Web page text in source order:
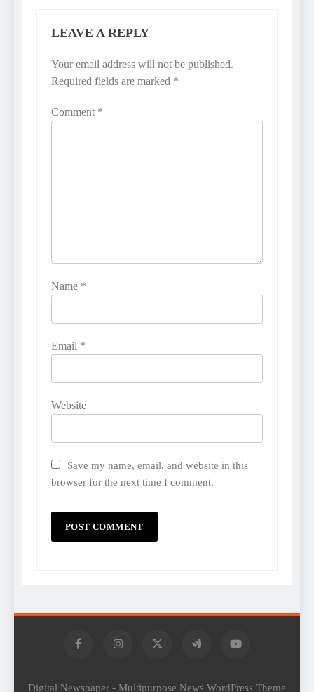
LEAVE A REPLY
Your email address will not be published.
Required fields are marked *
Comment *
Name *
Email *
Website
Save my name, email, and website in this
browser for the next time I comment.
Digital Newspaper - Multipurpose News WordPress Theme